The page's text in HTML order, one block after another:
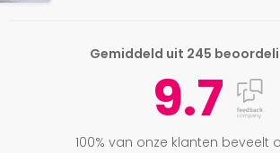
Gemiddeld uit 245
9.7
100% van onze klanten beveelt